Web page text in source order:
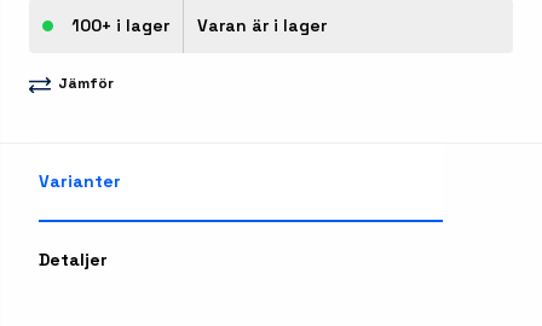
100+ i lager Varan är i lager
Jämför
Varianter
Detaljer